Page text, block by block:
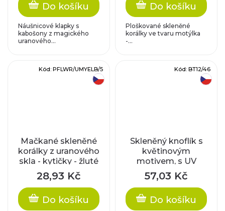
Do košíku
Náušnicové klapky s
kabošony z magického
uranového...
Do košíku
Ploškované skleněné
korálky ve tvaru motýlka
-...
Mačkané skleněné
korálky z uranového
skla - kytičky - žluté
mat s bronzovým
zatíráním
28,93 Kč
Do košíku
Kód: PFLWR/UMYELB/5
Skleněný knoflík s
květinovým
motivem, s UV
efektem, žlutý se
zlatým zdobením,
pokovem
57,03 Kč
Do košíku
Kód: BT12/46